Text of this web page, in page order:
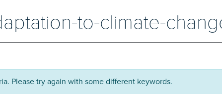
to-climate-
Please try again with some different keywords.